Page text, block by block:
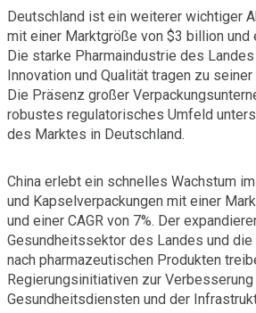
Deutschland ist ein weiterer wichtiger
mit einer Marktgröße von $3 billion und
Die starke Pharmaindustrie des
Innovation und Qualität tragen zu
Die Präsenz großer
robustes regulatorisches Umfeld
des Marktes in Deutschland.
China erlebt ein schnelles Wachstum
und Kapselverpackungen mit einer
und einer CAGR von 7%. Der
Gesundheitssektor des Landes und
nach pharmazeutischen Produkten
Regierungsinitiativen zur
Gesundheitsdiensten und der